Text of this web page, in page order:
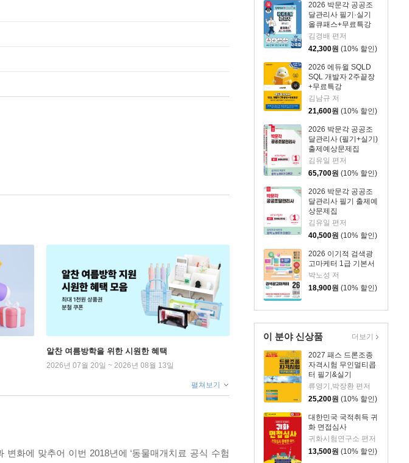
2026 박문각 공공조
달관리사 필기·실기
올큐패스+무료특강
김경배 편저
42,300원 (10% 할인)
2026 에듀윌 SQLD
SQL 개발자 2주끝장
+무료특강
김남규 저
21,600원 (10% 할인)
2026 박문각 공공조
달관리사 (필기+실기)
출제예상문제집
김유일 편저
65,700원 (10% 할인)
2026 박문각 공공조
달관리사 필기 출제예
상문제집
김유일 편저
40,500원 (10% 할인)
2026 이기적 검색광
고마케터 1급 기본서
박노성 저
18,900원 (10% 할인)
이 분야 신상품
2027 패스 드론조종
자격시험 무인멀티콥
터 필기&실기
류영기,박장환 편저
25,200원 (10% 할인)
대한민국 국적취득 귀
화 면접심사
귀화시험연구소 편저
13,500원 (10% 할인)
더보기
알찬 여름방학을 위한 시원한 혜택
2026년 07월 20일 ~ 2026년 08월 13일
펼쳐보기
변화에 맞추어 이번 2018년에 ‘동물매개치료 공식 수험